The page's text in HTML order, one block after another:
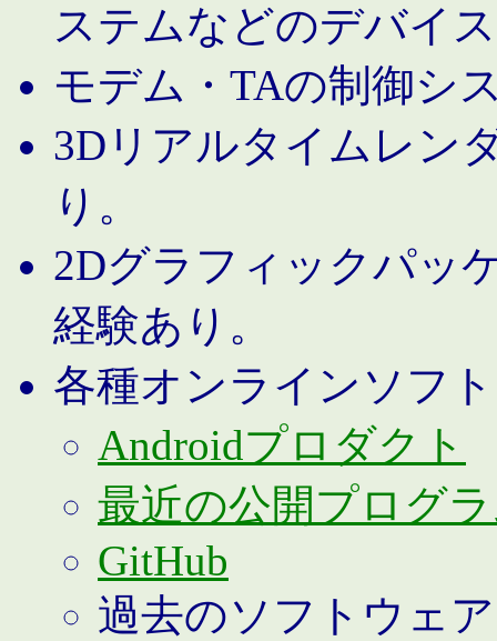
ステムなどのデバイ
モデム・TAの制御シ
3Dリアルタイムレン
り。
2Dグラフィックパッ
経験あり。
各種オンラインソフ
Androidプロダクト
最近の公開プログ
GitHub
過去のソフトウェア